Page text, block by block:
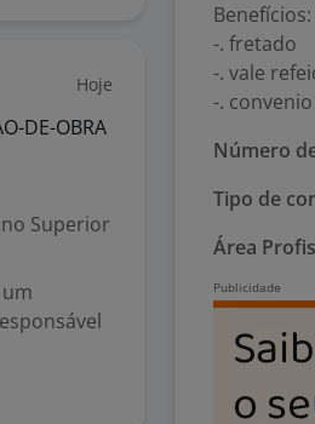
Hoje
DE-OBRA
Superior
Benefícios:
-. fretado
-. vale
-.
Número
Tipo de
Área